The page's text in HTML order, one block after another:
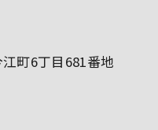
町6丁目681番地